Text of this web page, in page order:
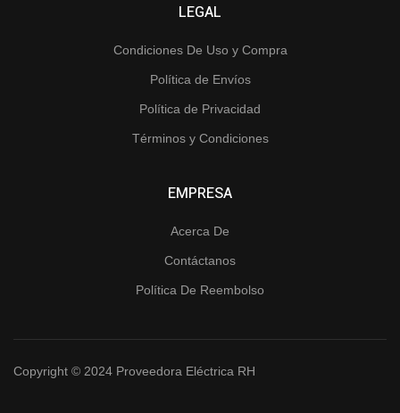
LEGAL
Condiciones De Uso y Compra
Política de Envíos
Política de Privacidad
Términos y Condiciones
EMPRESA
Acerca De
Contáctanos
Política De Reembolso
Copyright © 2024 Proveedora Eléctrica RH